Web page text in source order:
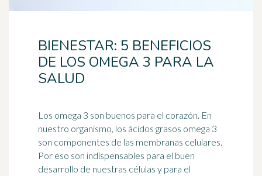
BIENESTAR: 5 BENEFICIOS
DE LOS OMEGA 3 PARA LA
SALUD
Los omega 3 son buenos para el corazón. En
nuestro organismo, los ácidos grasos omega 3
son componentes de las membranas celulares.
Por eso son indispensables para el buen
desarrollo de nuestras células y para el